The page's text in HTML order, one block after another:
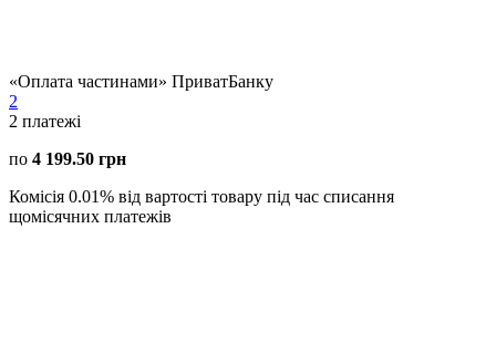
«Оплата частинами» ПриватБанку
2
2 платежі
по 4 199.50 грн
Комісія 0.01% від вартості товару під час списання
щомісячних платежів